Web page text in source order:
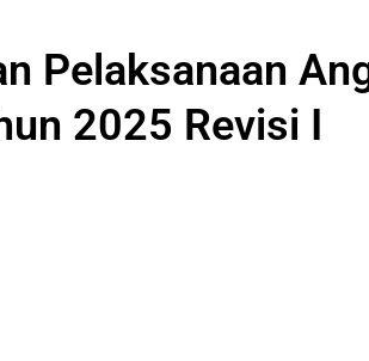
Pelaksanaan
2025 Revisi I